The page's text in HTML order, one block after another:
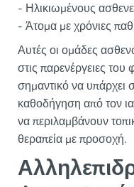
- Ηλικιωμένους
- Άτομα με χρόνιες
Αυτές οι ομάδες
στις παρενέργειες του
σημαντικό να
καθοδήγηση από τον
να περιλαμβάνουν
θεραπεία με προσοχή.